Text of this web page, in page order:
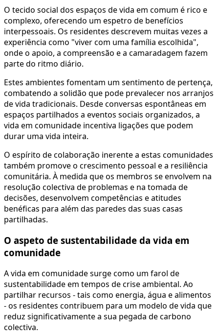
O tecido social dos espaços de vida em comum é rico e
complexo, oferecendo um espetro de benefícios
interpessoais. Os residentes descrevem muitas vezes a
experiência como "viver com uma família escolhida",
onde o apoio, a compreensão e a camaradagem fazem
parte do ritmo diário.
Estes ambientes fomentam um sentimento de pertença,
combatendo a solidão que pode prevalecer nos arranjos
de vida tradicionais. Desde conversas espontâneas em
espaços partilhados a eventos sociais organizados, a
vida em comunidade incentiva ligações que podem
durar uma vida inteira.
O espírito de colaboração inerente a estas comunidades
também promove o crescimento pessoal e a resiliência
comunitária. À medida que os membros se envolvem na
resolução colectiva de problemas e na tomada de
decisões, desenvolvem competências e atitudes
benéficas para além das paredes das suas casas
partilhadas.
O aspeto de sustentabilidade da vida em
comunidade
A vida em comunidade surge como um farol de
sustentabilidade em tempos de crise ambiental. Ao
partilhar recursos - tais como energia, água e alimentos
- os residentes contribuem para um modelo de vida que
reduz significativamente a sua pegada de carbono
colectiva.